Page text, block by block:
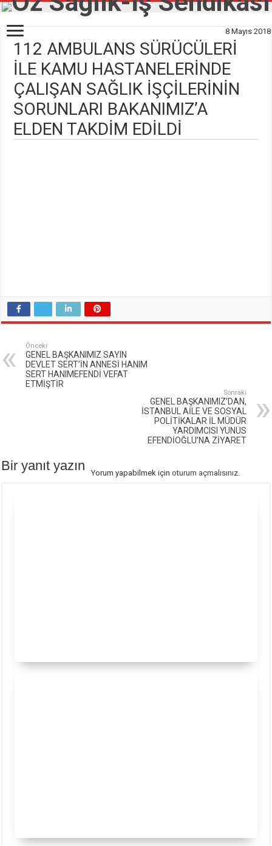
8 Mayıs 2018
112 AMBULANS SÜRÜCÜLERİ
İLE KAMU HASTANELERİNDE
ÇALIŞAN SAĞLIK İŞÇİLERİNİN
SORUNLARI BAKANIMIZ’A
ELDEN TAKDİM EDİLDİ
Önceki
GENEL BAŞKANIMIZ SAYIN
DEVLET SERT’İN ANNESİ HANIM
SERT HANIMEFENDİ VEFAT
ETMİŞTİR
Sonraki
GENEL BAŞKANIMIZ’DAN,
İSTANBUL AİLE VE SOSYAL
POLİTİKALAR İL MÜDÜR
YARDIMCISI YUNUS
EFENDİOĞLU’NA ZİYARET
Bir yanıt yazın Yorum yapabilmek içinoturum açmalısınız.